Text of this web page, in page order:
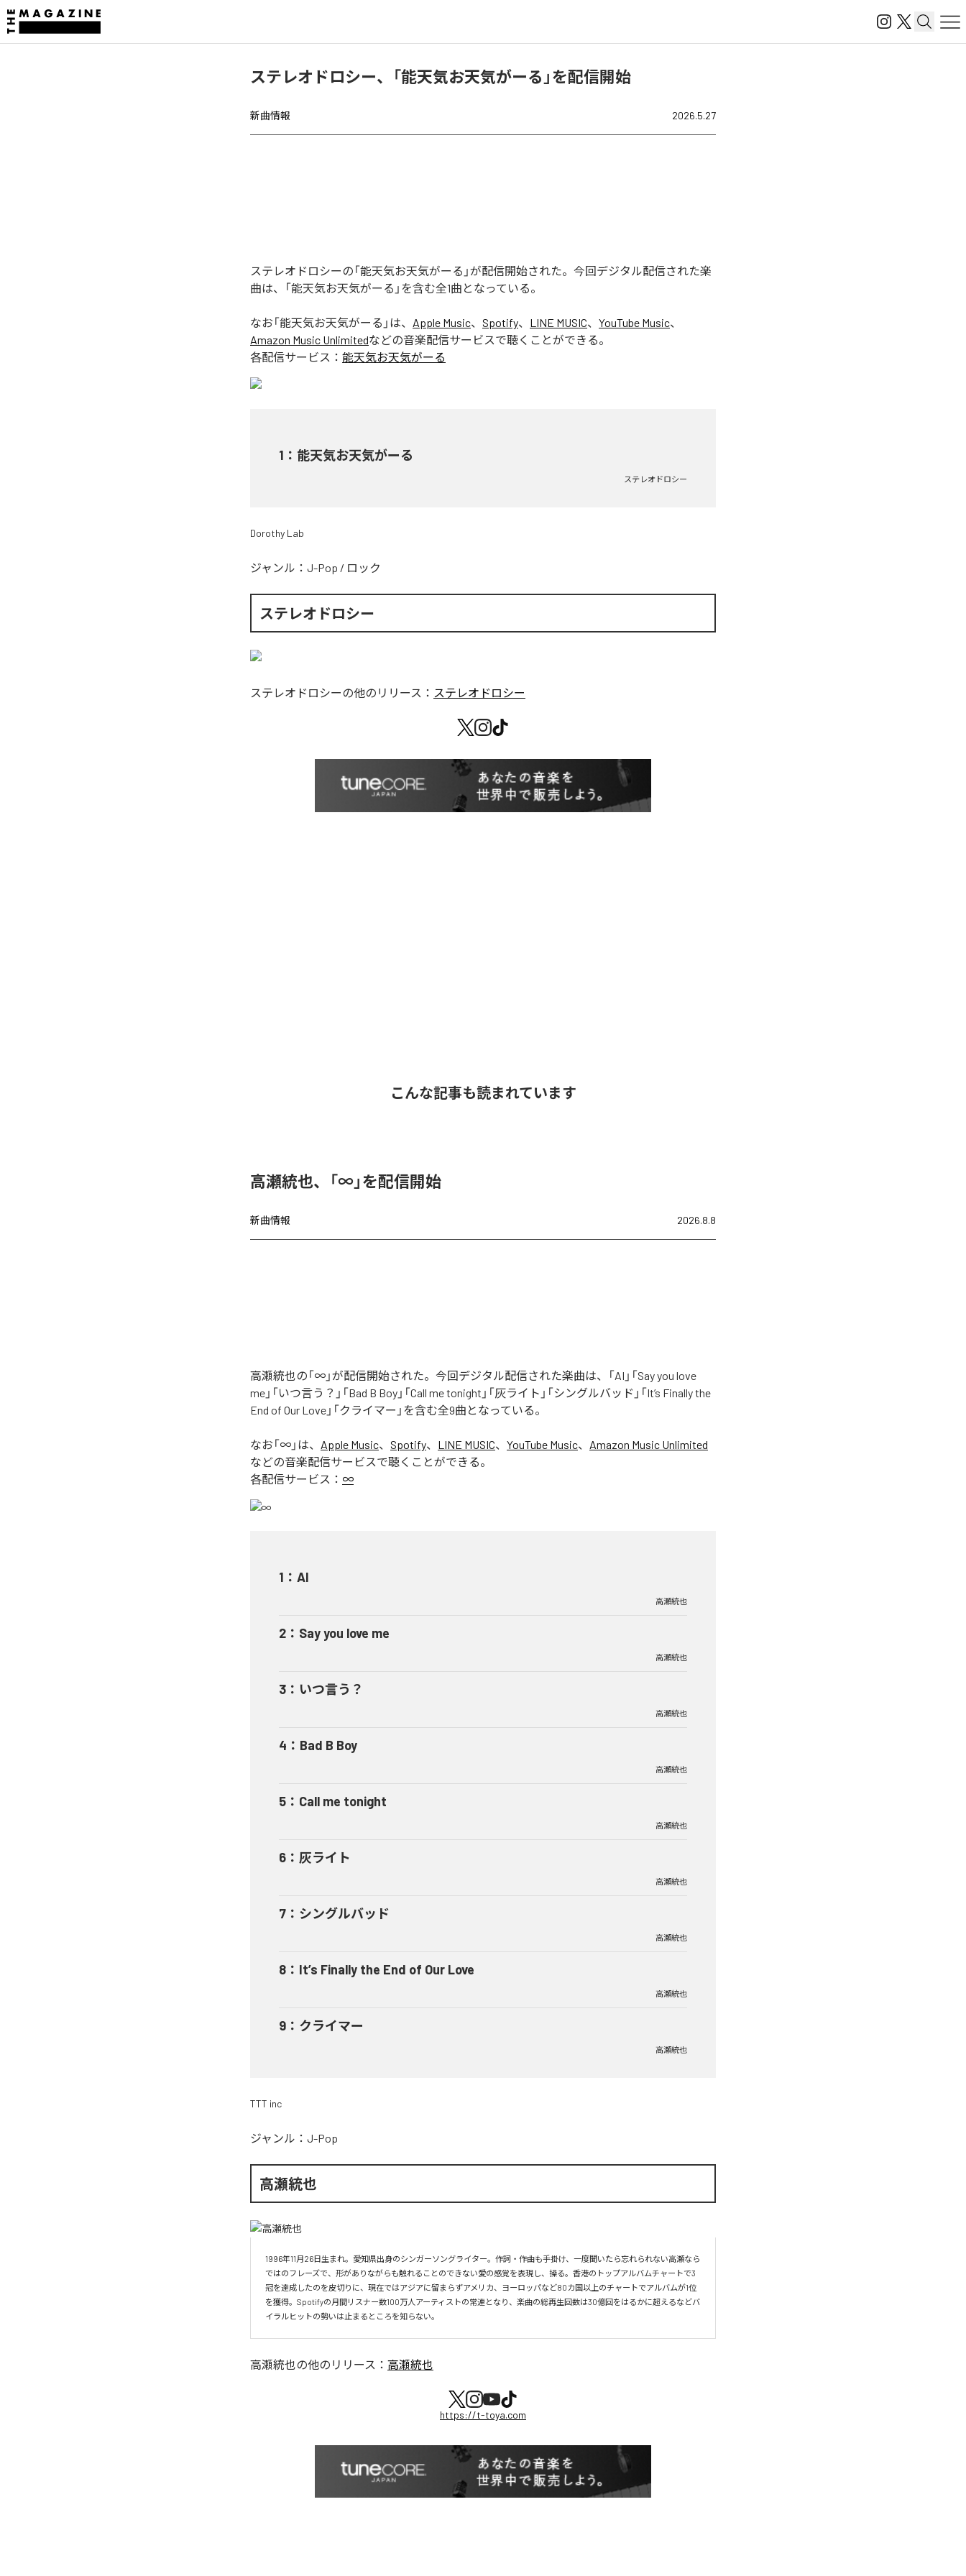
ステレオドロシー、「能天気お天気がーる」を配信開始
新曲情報 2026.5.27
ステレオドロシーの「能天気お天気がーる」が配信開始された。今回デジタル配信された楽
曲は、「能天気お天気がーる」を含む全1曲となっている。
なお「能天気お天気がーる 」は、 Apple Music、 Spotify、 LINE MUSIC、 YouTube Music、
Amazon Music Unlimitedなどの音楽配信サービスで聴くことができる。
各配信サービス： 能天気お天気がーる
1 ： 能天気お天気がーる
ステレオドロシー
Dorothy Lab
ジャンル： J-Pop / ロック
ステレオドロシー
ステレオドロシーの他のリリース： ステレオドロシー
こんな記事も読まれています
高瀬統也、「∞」を配信開始
新曲情報 2026.8.8
高瀬統也の「∞」が配信開始された。今回デジタル配信された楽曲は、「AI」「Say you love
me」「いつ言う？」「Bad B Boy」「Call me tonight」「灰ライト」「シングルバッド」「It’s Finally the
End of Our Love」「クライマー」を含む全9曲となっている。
なお「∞ 」は、 Apple Music、 Spotify、 LINE MUSIC、 YouTube Music、 Amazon Music Unlimited
などの音楽配信サービスで聴くことができる。
各配信サービス： ∞
1 ： AI
高瀬統也
2 ： Say you love me
高瀬統也
3 ： いつ言う？
高瀬統也
4 ： Bad B Boy
高瀬統也
5 ： Call me tonight
高瀬統也
6 ： 灰ライト
高瀬統也
7 ： シングルバッド
高瀬統也
8 ： It’s Finally the End of Our Love
高瀬統也
9 ： クライマー
高瀬統也
TTT inc
ジャンル： J-Pop
高瀬統也
1996年11月26日生まれ。愛知県出身のシンガーソングライター。作詞・作曲も手掛け、一度聞いたら忘れられない高瀬なら
ではのフレーズで、形がありながらも触れることのできない愛の感覚を表現し、操る。香港のトップアルバムチャートで3
冠を達成したのを皮切りに、現在ではアジアに留まらずアメリカ、ヨーロッパなど80カ国以上のチャートでアルバムが1位
を獲得。Spotifyの月間リスナー数100万人アーティストの常連となり、楽曲の総再生回数は30億回をはるかに超えるなどバ
イラルヒットの勢いは止まるところを知らない。
高瀬統也の他のリリース： 高瀬統也
https://t-toya.com